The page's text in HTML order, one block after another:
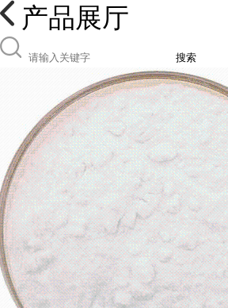
产品展厅
搜索